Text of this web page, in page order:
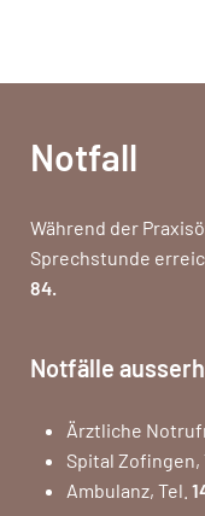
Notfall
Während der
Sprechstunde
84.
Notfälle
Ärztliche
Spital Zofingen,
Ambulanz, Tel.